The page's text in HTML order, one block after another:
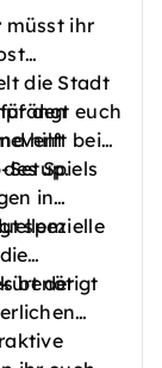
müsst ihr
die Stadt
den euch
hilft bei
Setup.Spiels
in
spezielle
benötigt
der